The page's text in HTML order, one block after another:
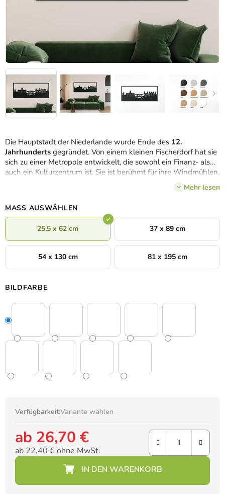
Die Hauptstadt der Niederlande wurde Ende des 12.
Jahrhunderts gegründet. Von einem kleinen Fischerdorf hat sie
sich zu einer Metropole entwickelt, die sowohl ein Finanz- als
auch ein Kulturzentrum ist. Sie ist berühmt für ihre Windmühlen,
bunten Tulpen, zahlreichen Grachten, Fahrräder und ihr
und auch etwas von der
historischen Architektur der Stadt sind in diesem Holzpanorama
dauerhaft verewigt worden. Das Amsterdam-Bild kann Ihre
Einrichtung
in 3 Größen und vielen Farbvarianten
Mehr lesen
MASS AUSWÄHLEN
25,5 x 62 cm 37 x 89 cm
54 x 130 cm 81 x 195 cm
BILDFARBE
Verfügbarkeit:Variante wählen
ab 26,70 €
ab 22,40 €ohne MwSt.